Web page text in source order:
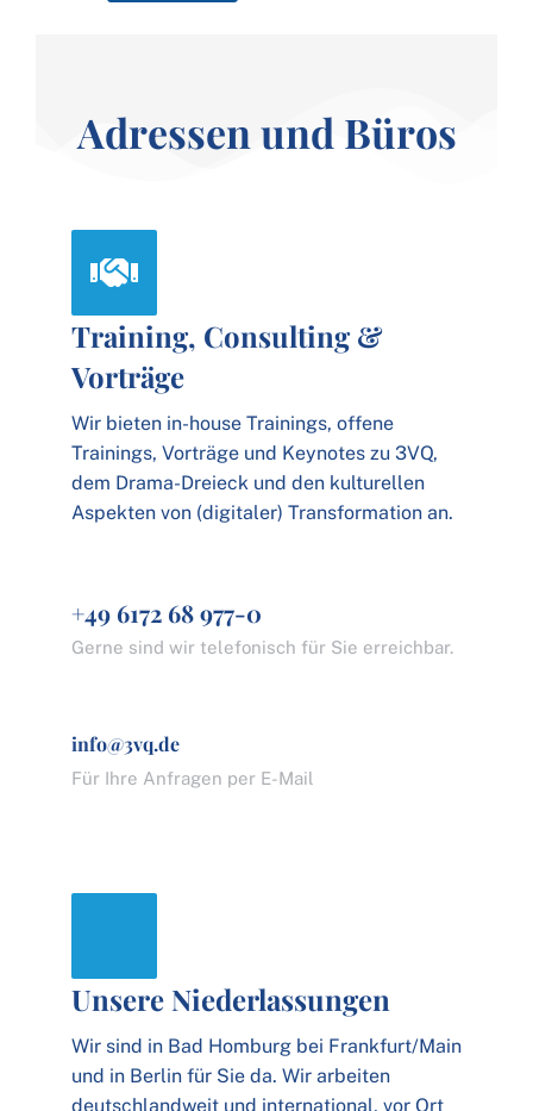
Adressen und Büros
Training, Consulting &
Vorträge
Wir bieten in-house Trainings, offene
Trainings, Vorträge und Keynotes zu 3VQ,
dem Drama-Dreieck und den kulturellen
Aspekten von (digitaler) Transformation an.
+49 6172 68 977-0
Gerne sind wir telefonisch für Sie erreichbar.
info@3vq.de
Für Ihre Anfragen per E-Mail
Unsere Niederlassungen
Wir sind in Bad Homburg bei Frankfurt/Main
und in Berlin für Sie da. Wir arbeiten
deutschlandweit und international, vor Ort